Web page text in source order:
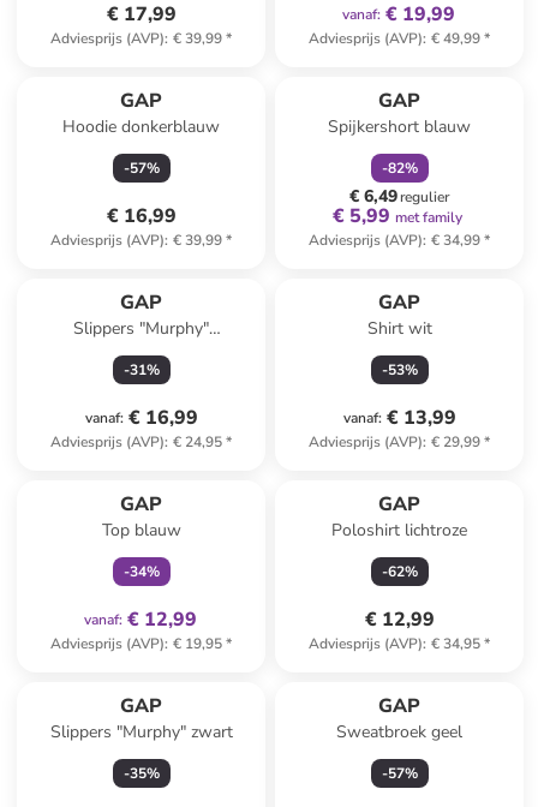
€ 17,99
Adviesprijs (AVP): € 39,99*
vanaf: € 19,99
Adviesprijs (AVP): € 49,99*
GAP
Hoodie donkerblauw
-57%
€ 16,99
Adviesprijs (AVP): € 39,99*
GAP
Spijkershort blauw
-82%
€ 6,49regulier
€ 5,99 met family
Adviesprijs (AVP): € 34,99*
GAP
Slippers "Murphy"
donkerblauw
-31%
vanaf: € 16,99
Adviesprijs (AVP): € 24,95*
GAP
Shirt wit
-53%
vanaf: € 13,99
Adviesprijs (AVP): € 29,99*
GAP
Top blauw
-34%
vanaf: € 12,99
Adviesprijs (AVP): € 19,95*
GAP
Poloshirt lichtroze
-62%
€ 12,99
Adviesprijs (AVP): € 34,95*
GAP
Slippers "Murphy" zwart
-35%
GAP
Sweatbroek geel
-57%